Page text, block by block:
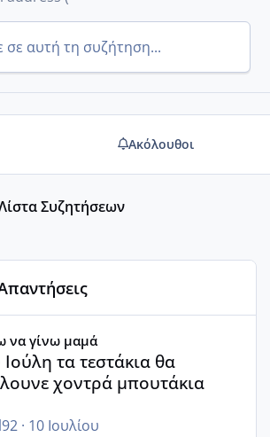
σε αυτή τη συζήτηση...
Ακόλουθοι
Συζητήσεων
να γίνω μαμά
τα τεστάκια θα
χοντρά μπουτάκια
· 10 Ιουλίου